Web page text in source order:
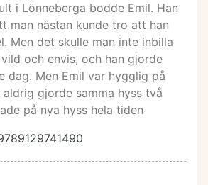
i Lönneberga bodde Emil. Han
man nästan kunde tro att han
Men det skulle man inte inbilla
och envis, och han gjorde
dag. Men Emil var hygglig på
gjorde samma hyss två
på nya hyss hela tiden